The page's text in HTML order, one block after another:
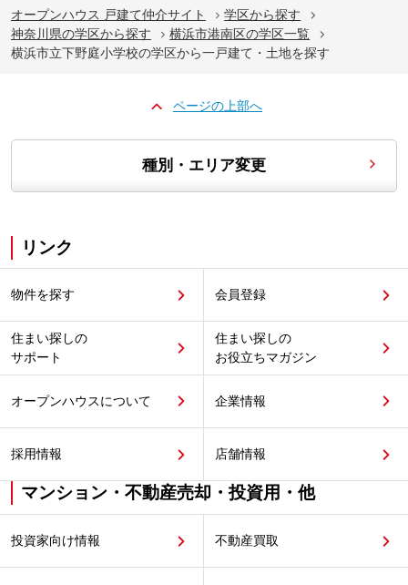
オープンハウス 戸建て仲介サイト
学区から探す
神奈川県の学区から探す
横浜市港南区の学区一覧
横浜市立下野庭小学校の学区から一戸建て・土地を探す
ページの上部へ
種別・エリア変更
リンク
物件を探す 会員登録
住まい探しの
サポート
住まい探しの
お役立ちマガジン
オープンハウスについて 企業情報
採用情報 店舗情報
マンション・不動産売却・投資用・他
投資家向け情報 不動産買取